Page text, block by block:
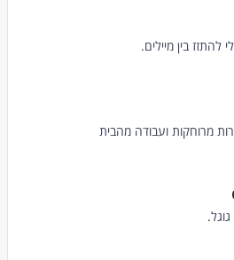
להתזז בין מיילים.
מרוחקות ועבודה מהבית